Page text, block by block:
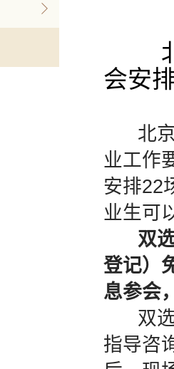
北
会安
北京
业工作
安排22
业生可
双
登记）
息参会
双选
指导咨